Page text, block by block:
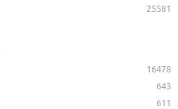
25581
16478
643
611